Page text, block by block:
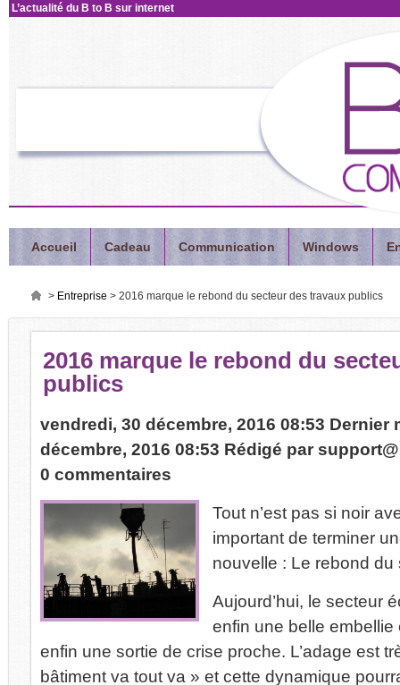
L’actualité du B to B sur internet
Accueil Cadeau Communication Windows
> Entreprise > 2016 marque le rebond du secteur des travaux publics
2016 marque le rebond du
publics
vendredi, 30 décembre, 2016 08:53 Dernier
décembre, 2016 08:53 Rédigé par
0 commentaires
Tout n’est pas si noir
important de terminer
nouvelle : Le rebond
Aujourd’hui, le secteur
enfin une belle embellie
enfin une sortie de crise proche. L’adage est
bâtiment va tout va » et cette dynamique